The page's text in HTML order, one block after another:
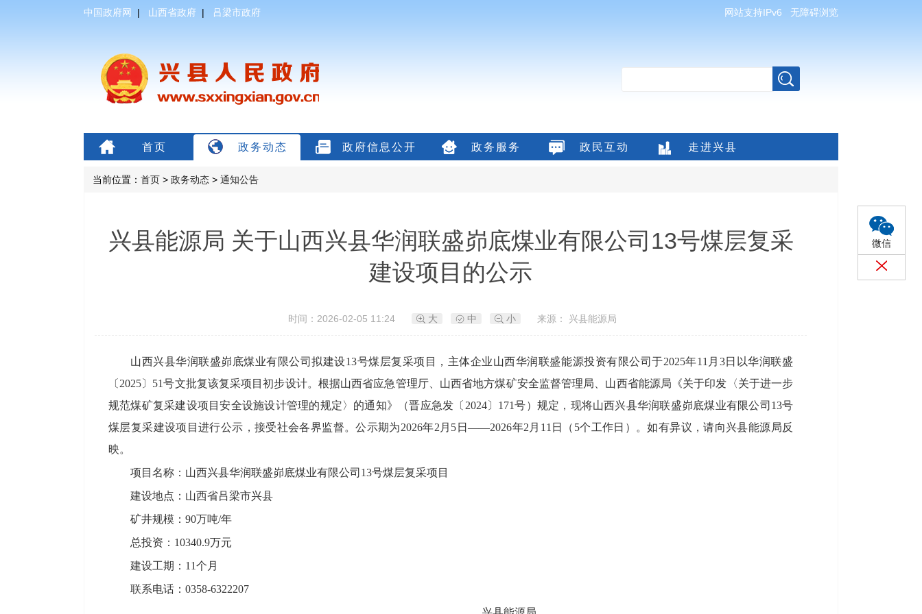
微信
中国政府网 | 山西省政府 | 吕梁市政府 无障碍浏览
网站支持IPv6
首页 政务动态 政府信息公开 政务服务 政民互动 走进兴县
当前位置： 首页 > 政务动态 > 通知公告
兴县能源局 关于山西兴县华润联盛峁底煤业有限公司13号煤层复采
建设项目的公示
时间：2026-02-05 11:24 大 中 小 来源： 兴县能源局
山西兴县华润联盛峁底煤业有限公司拟建设13号煤层复采项目，主体企业山西华润联盛能源投资有限公司于2025年11月3日以华润联盛
〔 2025〕 51号文批复该复采项目初步设计。根据山西省应急管理厅、山西省地方煤矿安全监督管理局、山西省能源局《关于印发〈关于进一步
规范煤矿复采建设项目安全设施设计管理的规定〉的通知》（晋应急发 〔 2024〕 171号）规定，现将山西兴县华润联盛峁底煤业有限公司13号
煤层复采建设项目进行公示，接受社会各界监督。公示期为2026年2月5日——2026年2月11日（5个工作日）。如有异议，请向兴县能源局反
映。
项目名称： 山西兴县华润联盛峁底煤业有限公司13号煤层复采项目
建设地点：山西省吕梁市兴县
矿井规模：90万吨/年
总投资：10340.9万元
建设工期：11个月
联系电话：0358-6322207